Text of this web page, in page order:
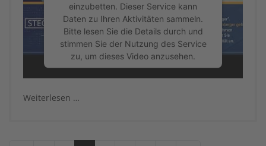
einzubetten. Dieser Service kann
Daten zu Ihren Aktivitäten sammeln.
Bitte lesen Sie die Details durch und
stimmen Sie der Nutzung des Service
zu, um dieses Video anzusehen.
powered by
Weiterlesen …